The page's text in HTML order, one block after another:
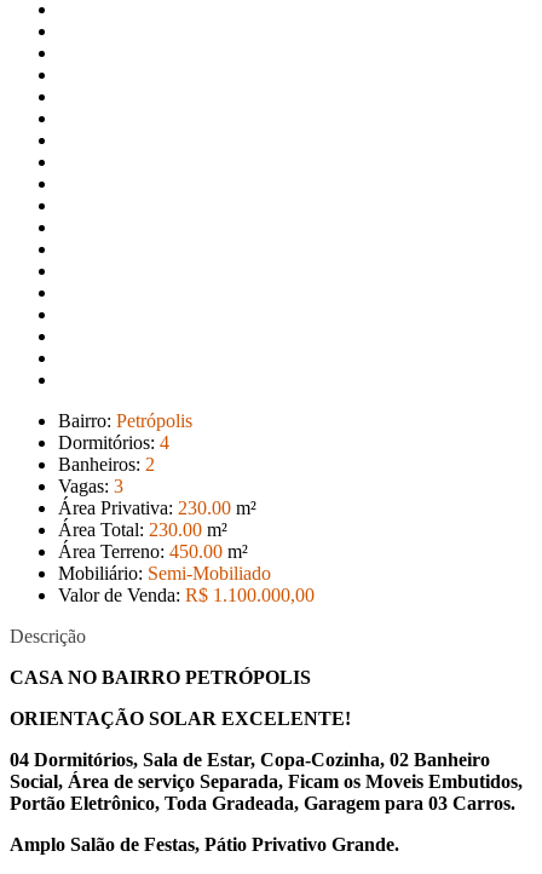
Bairro: Petrópolis
Dormitórios: 4
Banheiros: 2
Vagas: 3
Área Privativa: 230.00 m²
Área Total: 230.00 m²
Área Terreno: 450.00 m²
Mobiliário: Semi-Mobiliado
Valor de Venda: R$ 1.100.000,00
Descrição
CASA NO BAIRRO PETRÓPOLIS
ORIENTAÇÃO SOLAR EXCELENTE!
04 Dormitórios, Sala de Estar, Copa-Cozinha, 02 Banheiro
Social, Área de serviço Separada, Ficam os Moveis Embutidos,
Portão Eletrônico, Toda Gradeada, Garagem para 03 Carros.
Amplo Salão de Festas, Pátio Privativo Grande.